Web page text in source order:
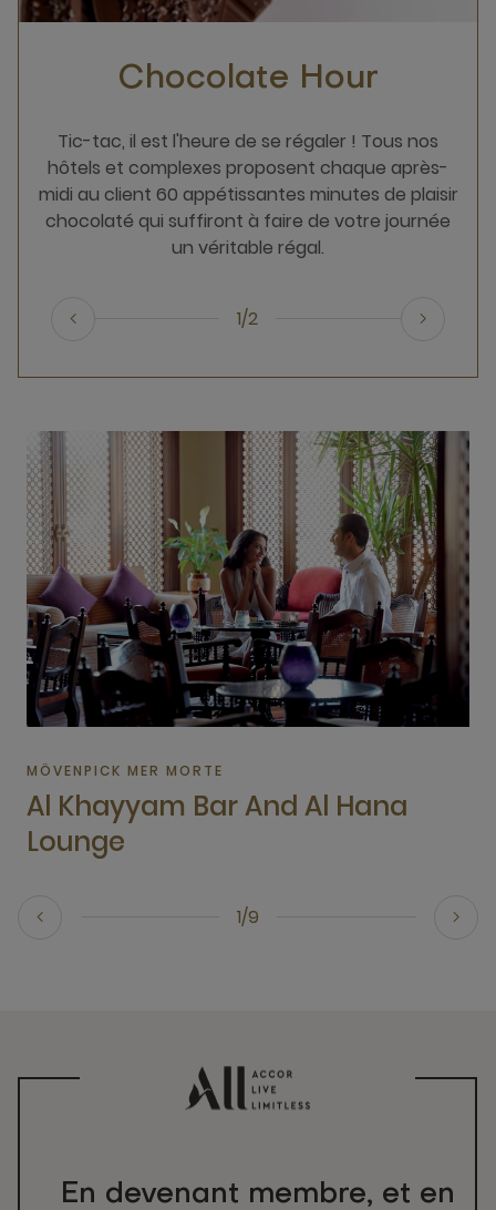
Chocolate Hour
Tic-tac, il est l'heure de se régaler ! Tous nos
hôtels et complexes proposent chaque après-
midi au client 60 appétissantes minutes de plaisir
chocolaté qui suffiront à faire de votre journée
un véritable régal.
1/2
1/9
MÖVENPICK MER MORTE
Al Khayyam Bar And Al Hana
Lounge
En devenant membre, et en